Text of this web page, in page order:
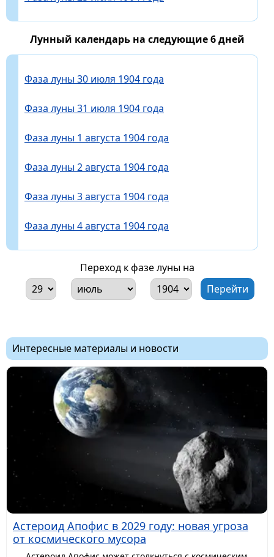
Лунный календарь на следующие 6 дней
Фаза луны 30 июля 1904 года
Фаза луны 31 июля 1904 года
Фаза луны 1 августа 1904 года
Фаза луны 2 августа 1904 года
Фаза луны 3 августа 1904 года
Фаза луны 4 августа 1904 года
Переход к фазе луны на
Интересные материалы и новости
Астероид Апофис в 2029 году: новая угроза
от космического мусора